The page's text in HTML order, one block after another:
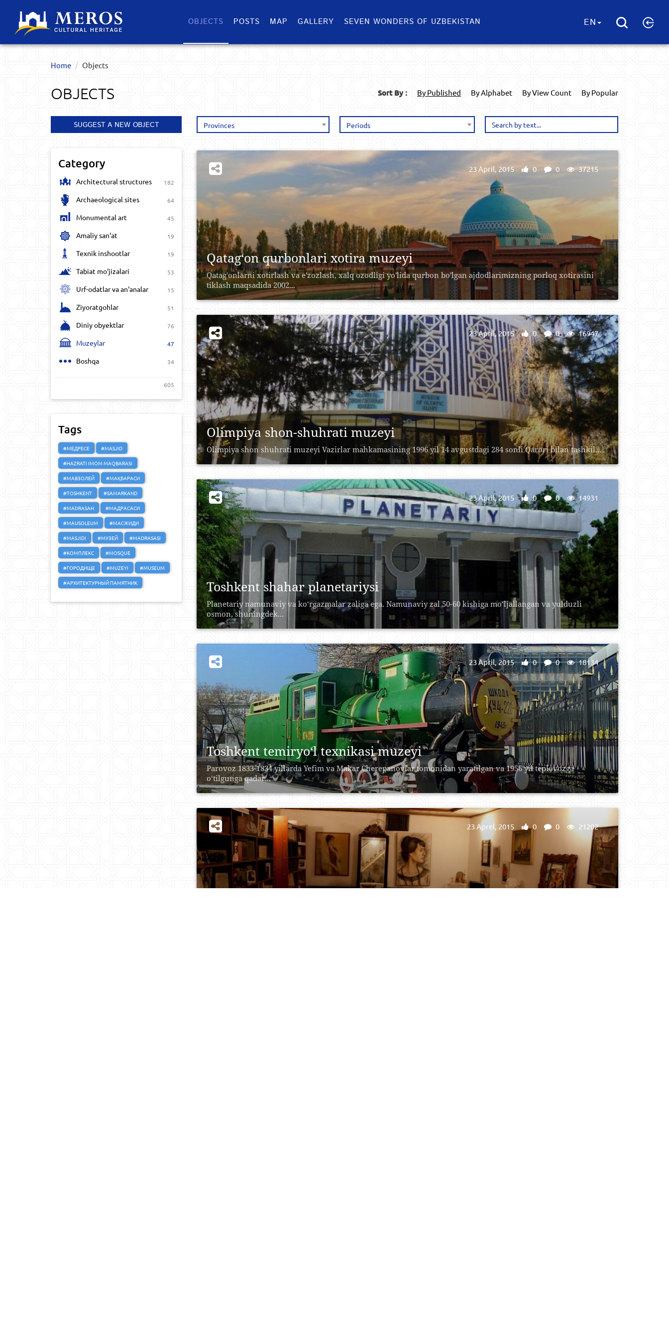
OBJECTS POSTS MAP GALLERY SEVEN WONDERS OF UZBEKISTAN EN
Home Objects
OBJECTS Sort By : By Published By Alphabet By View Count By Popular
SUGGEST A NEW OBJECT
Category
Architectural structures 182
Archaeological sites 64
Monumental art 45
Amaliy san‘at 19
Texnik inshootlar 19
Tabiat mo‘jizalari 53
Urf-odatlar va an‘analar 15
Ziyoratgohlar 51
Diniy obyektlar 76
Muzeylar 47
Boshqa 34
605
Tags
#МЕДРЕСЕ
#MASJID
#HAZRATI IMOM MAQBARASI
#МАВЗОЛЕЙ
#МАҚБАРАСИ
#TOSHKENT
#SAMARKAND
#MADRASAH
#МАДРАСАСИ
#MAUSOLEUM
#МАСЖИДИ
#MASJIDI
#МУЗЕЙ
#MADRASASI
#КОМПЛЕКС
#MOSQUE
#ГОРОДИЩЕ
#MUZEYI
#MUSEUM
#АРХИТЕКТУРНЫЙ ПАМЯТНИК
Provinces Periods
Qatag‘on qurbonlari xotira muzeyi
Qatag'onlarni xotirlash va e'zozlash, xalq ozodligi yo'lida qurbon bo'lgan ajdodlarimizning porloq xotirasini
tiklash maqsadida 2002...
23 April, 2015 0 0 37215
Olimpiya shon-shuhrati muzeyi
Olimpiya shon shuhrati muzeyi Vazirlar mahkamasining 1996 yil 14 avgustdagi 284 sonli Qarori bilan tashkil...
23 April, 2015 0 0 16947
Toshkent shahar planetariysi
Planetariy namunaviy va ko‘rgazmalar zaliga ega. Namunaviy zal 50-60 kishiga mo‘ljallangan va yulduzli
osmon, shuningdek...
23 April, 2015 0 0 14931
Toshkent temiryo‘l texnikasi muzeyi
Parovoz 1833-1834 yillarda Yefim va Makar Cherepanovlar tomonidan yaratilgan va 1956 yil teplovozga
o‘tilgunga qadar...
23 April, 2015 0 0 18134
23 Aprel, 2015 0 0 21202